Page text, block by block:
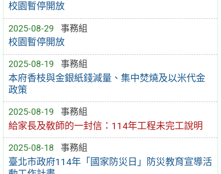
校園暫停開放
2025-08-29 事務組
校園暫停開放
2025-08-19 事務組
本府香枝與金銀紙錢減量、集中焚燒及以米代金
政策
2025-08-19 事務組
給家長及敎師的一封信：114年工程未完工說明
2025-08-18 事務組
臺北市政府114年「國家防災日」防災教育宣導活